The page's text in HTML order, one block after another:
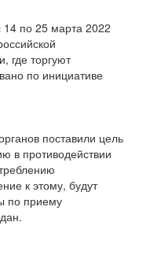
14 по 25 марта 2022
где торгуют
по инициативе
поставили цель
в противодействии
к этому, будут
по приему